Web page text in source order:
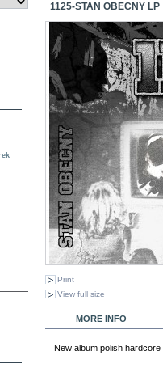
1125-STAN OBECNY LP
Print
View full size
MORE INFO
New album polish